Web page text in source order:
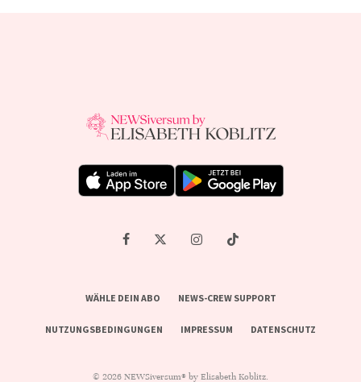
WÄHLE DEIN ABO NEWS-CREW SUPPORT
NUTZUNGSBEDINGUNGEN IMPRESSUM DATENSCHUTZ
© 2026 NEWSiversum® by Elisabeth Koblitz.